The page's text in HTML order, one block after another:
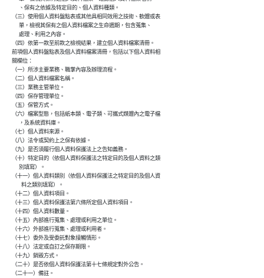
              、保有之依據及特定目的、個人資料種類。
        （三）使用個人資料盤點表或其他具相同效用之技術、軟體或表
              單，檢視其保有之個人資料檔案之生命週期，包含蒐集、
              處理、利用之內容。
        （四）依第一款至前款之檢視結果，建立個人資料檔案清冊。
        前項個人資料盤點表及個人資料檔案清冊，包括以下個人資料相
        關欄位：
        （一）所涉主要業務、職掌內容及辦理流程。
        （二）個人資料檔案名稱。
        （三）業務主管單位。
        （四）保存管理單位。
        （五）保管方式。
        （六）檔案型態，包括紙本類、電子類、可攜式媒體內之電子檔
              ，及系統資料庫。
        （七）個人資料來源。
        （八）法令或契約上之保有依據。
        （九）是否須履行個人資料保護法上之告知義務。
        （十）特定目的（依個人資料保護法之特定目的及個人資料之類
              別填寫）。
        （十一）個人資料類別（依個人資料保護法之特定目的及個人資
                料之類別填寫）。
        （十二）個人資料項目。
        （十三）個人資料保護法第六條所定個人資料項目。
        （十四）個人資料數量。
        （十五）內部進行蒐集、處理或利用之單位。
        （十六）外部進行蒐集、處理或利用者。
        （十七）委外及受委託對象接觸情形。
        （十八）法定或自訂之保存期限。
        （十九）銷毀方式。
        （二十）是否依個人資料保護法第十七條規定對外公告。